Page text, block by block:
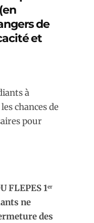
de
et
à
chances de
pour
FLEPES 1er
ne
des